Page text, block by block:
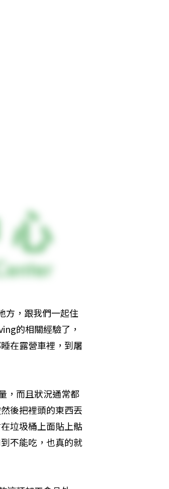
方，跟我們一起住
的相關經驗了，
在露營車裡，到屠
，而且狀況通常都
後把裡頭的東西丟
垃圾桶上面貼上骷
不能吃，也真的就